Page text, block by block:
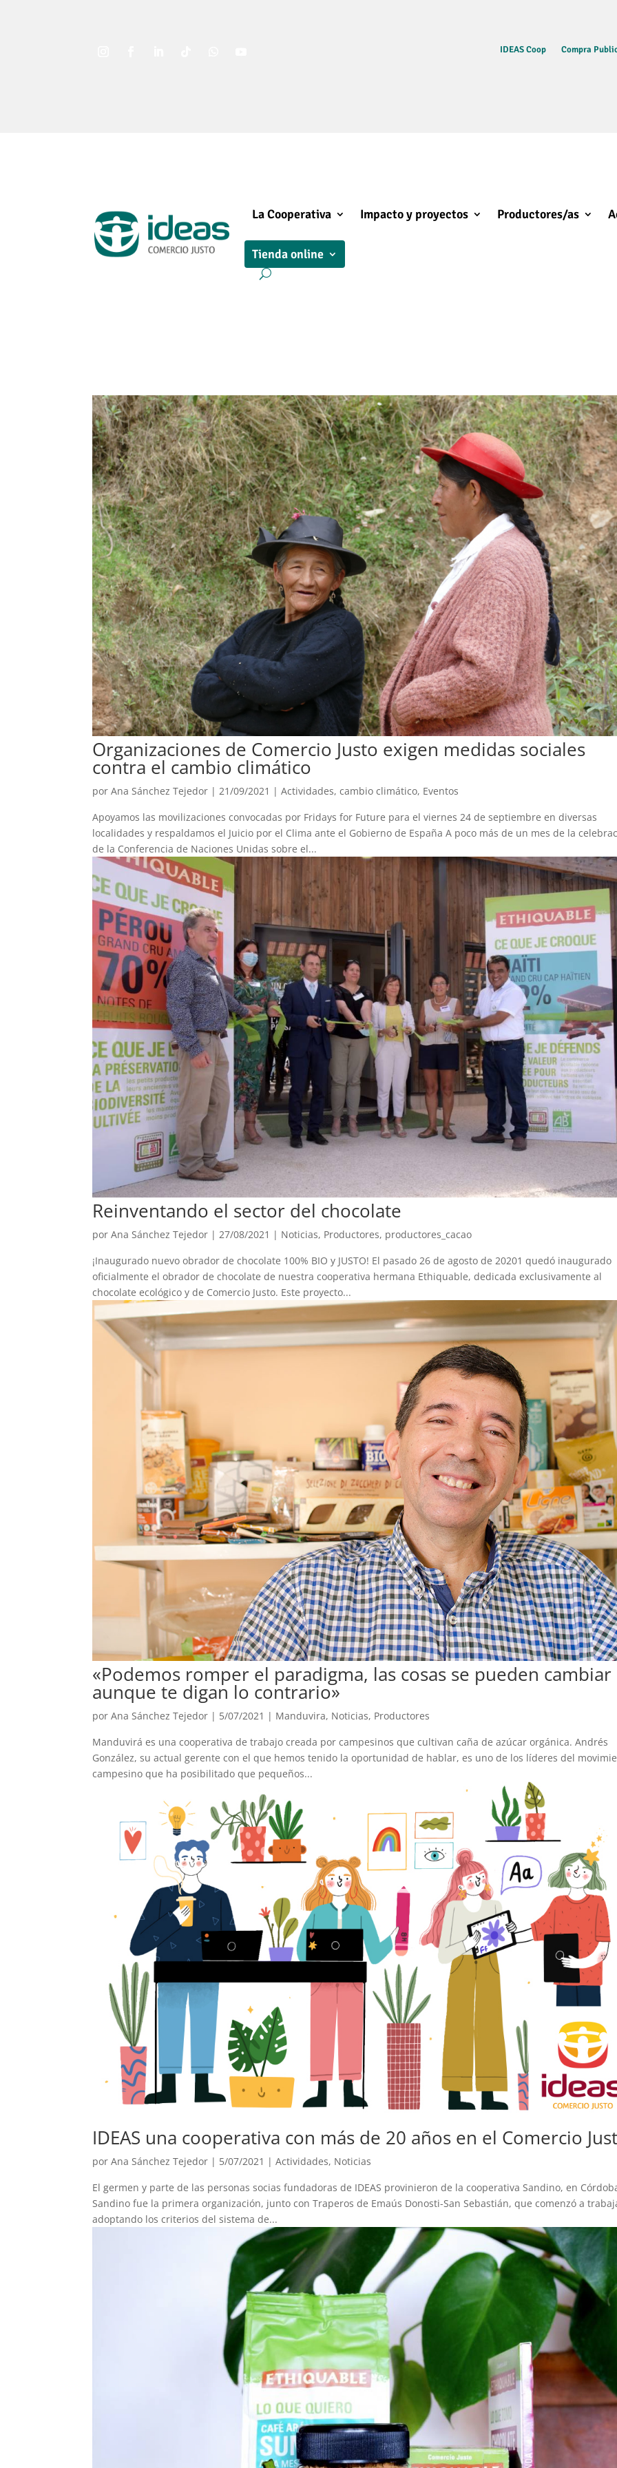
IDEAS Coop Compra
La Cooperativa Impacto y proyectos Productores/as
Tienda online
Organizaciones de Comercio Justo exigen medidas sociales
contra el cambio climático
porAna Sánchez Tejedor |21/09/2021 |Actividades,cambio climático, Eventos
Apoyamos las movilizaciones convocadas por Fridays for Future para el viernes 24 de septiembre en diversas
localidades y respaldamos el Juicio por el Clima ante el Gobierno de España A poco más de un mes de la
de la Conferencia de Naciones Unidas sobre el...
Reinventando el sector del chocolate
porAna Sánchez Tejedor |27/08/2021 | Noticias, Productores, productores_cacao
¡Inaugurado nuevo obrador de chocolate 100% BIO y JUSTO! El pasado 26 de agosto de 20201 quedó inaugurado
oficialmente el obrador de chocolate de nuestra cooperativa hermana Ethiquable, dedicada exclusivamente al
chocolate ecológico y de Comercio Justo. Este proyecto...
«Podemos romper el paradigma, las cosas se pueden cambiar
aunque te digan lo contrario»
porAna Sánchez Tejedor | 5/07/2021 | Manduvira, Noticias, Productores
Manduvirá es una cooperativa de trabajo creada por campesinos que cultivan caña de azúcar orgánica. Andrés
González, su actual gerente con el que hemos tenido la oportunidad de hablar, es uno de los líderes del
campesino que ha posibilitado que pequeños...
IDEAS una cooperativa con más de 20 años en el Comercio
porAna Sánchez Tejedor | 5/07/2021 |Actividades, Noticias
El germen y parte de las personas socias fundadoras de IDEAS provinieron de la cooperativa Sandino, en
Sandino fue la primera organización, junto con Traperos de Emaús Donosti-San Sebastián, que comenzó a
adoptando los criterios del sistema de...